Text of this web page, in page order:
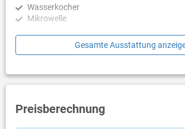
Wasserkocher
Mikrowelle
Schlafzimmer
Schlafzimmer mit Doppelbett, Laminat
Badezimmer
Gesamte Ausstattung
Preisberechnung